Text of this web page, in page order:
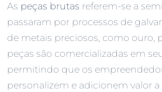
As peças brutas referem-se a
passaram por processos de
de metais preciosos, como ouro,
peças são comercializadas em
permitindo que os
personalizem e adicionem valor